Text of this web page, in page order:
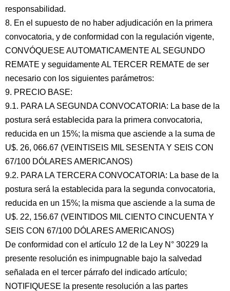
responsabilidad.
8. En el supuesto de no haber adjudicación en la primera
convocatoria, y de conformidad con la regulación vigente,
CONVÓQUESE AUTOMATICAMENTE AL SEGUNDO
REMATE y seguidamente AL TERCER REMATE de ser
necesario con los siguientes parámetros:
9. PRECIO BASE:
9.1. PARA LA SEGUNDA CONVOCATORIA: La base de la
postura será establecida para la primera convocatoria,
reducida en un 15%; la misma que asciende a la suma de
U$. 26, 066.67 (VEINTISEIS MIL SESENTA Y SEIS CON
67/100 DÓLARES AMERICANOS)
9.2. PARA LA TERCERA CONVOCATORIA: La base de la
postura será la establecida para la segunda convocatoria,
reducida en un 15%; la misma que asciende a la suma de
U$. 22, 156.67 (VEINTIDOS MIL CIENTO CINCUENTA Y
SEIS CON 67/100 DÓLARES AMERICANOS)
De conformidad con el artículo 12 de la Ley N° 30229 la
presente resolución es inimpugnable bajo la salvedad
señalada en el tercer párrafo del indicado artículo;
NOTIFIQUESE la presente resolución a las partes